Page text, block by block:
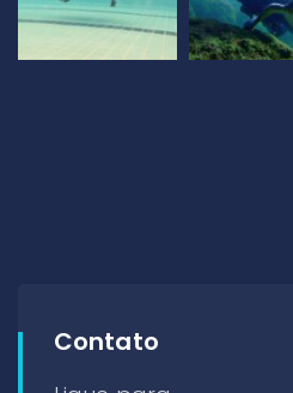
Contato